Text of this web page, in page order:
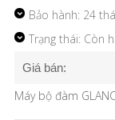
Bảo hành: 24
Trạng thái: Còn
Giá bán:
Máy bộ đàm